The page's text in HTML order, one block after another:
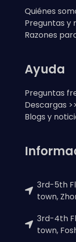
Quiénes
Preguntas y
Razones
Ayuda
Preguntas
Descargas >>
Blogs y
3rd-5th
town,
3rd-4th
town,